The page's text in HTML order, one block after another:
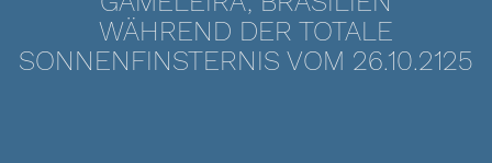
WÄHREND DER TOTALE
SONNENFINSTERNIS VOM 26.10.2125